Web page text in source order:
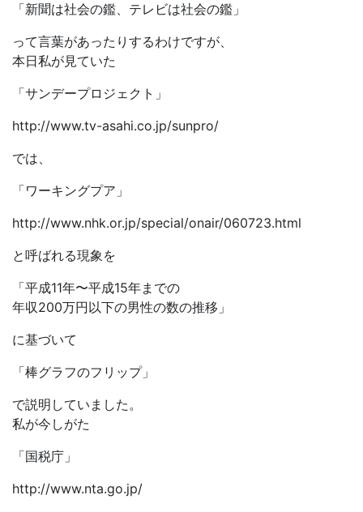
「新聞は社会の鑑、テレビは社会の鑑」
って言葉があったりするわけですが、
本日私が見ていた
「サンデープロジェクト」
http://www.tv-asahi.co.jp/sunpro/
では、
「ワーキングプア」
http://www.nhk.or.jp/special/onair/060723.html
と呼ばれる現象を
「平成11年〜平成15年までの
年収200万円以下の男性の数の推移」
に基づいて
「棒グラフのフリップ」
で説明していました。
私が今しがた
「国税庁」
http://www.nta.go.jp/